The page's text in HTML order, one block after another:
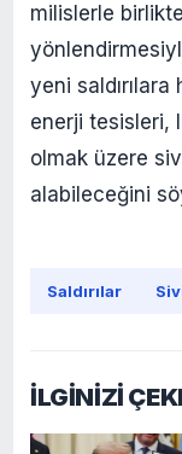
milislerle birlikte
yeni saldırılara
enerji tesisleri,
olmak üzere
alabileceğini
Saldırılar
İLGİNİZİ